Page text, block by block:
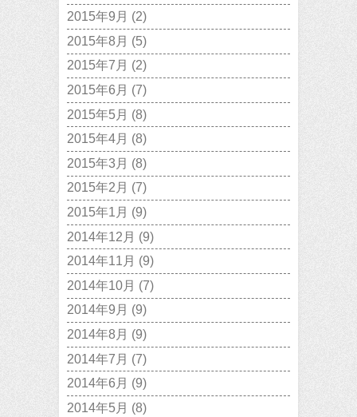
2015年9月 (2)
2015年8月 (5)
2015年7月 (2)
2015年6月 (7)
2015年5月 (8)
2015年4月 (8)
2015年3月 (8)
2015年2月 (7)
2015年1月 (9)
2014年12月 (9)
2014年11月 (9)
2014年10月 (7)
2014年9月 (9)
2014年8月 (9)
2014年7月 (7)
2014年6月 (9)
2014年5月 (8)